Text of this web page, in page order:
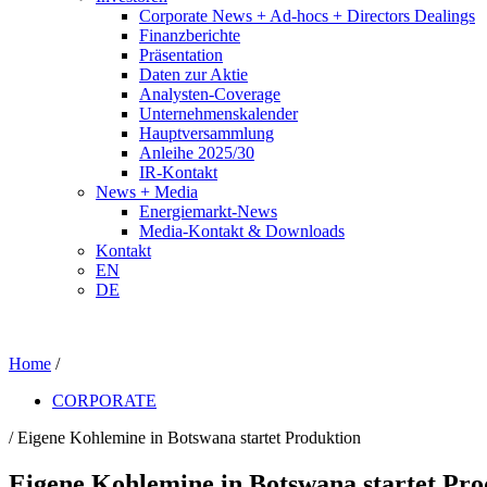
Corporate News + Ad-hocs + Directors Dealings
Finanzberichte
Präsentation
Daten zur Aktie
Analysten-Coverage
Unternehmenskalender
Hauptversammlung
Anleihe 2025/30
IR-Kontakt
News + Media
Energiemarkt-News
Media-Kontakt & Downloads
Kontakt
EN
DE
Home /
CORPORATE
/ Eigene Kohlemine in Botswana startet Produktion